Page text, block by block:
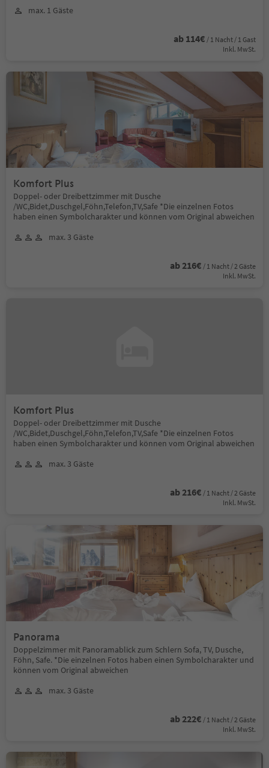
max. 1 Gäste
ab 114€ / 1 Nacht / 1 Gast
Inkl. MwSt.
Komfort Plus
Doppel- oder Dreibettzimmer mit Dusche
/WC,Bidet,Duschgel,Föhn,Telefon,TV,Safe *Die einzelnen Fotos
haben einen Symbolcharakter und können vom Original abweichen
max. 3 Gäste
ab 216€ / 1 Nacht / 2 Gäste
Inkl. MwSt.
Komfort Plus
Doppel- oder Dreibettzimmer mit Dusche
/WC,Bidet,Duschgel,Föhn,Telefon,TV,Safe *Die einzelnen Fotos
haben einen Symbolcharakter und können vom Original abweichen
max. 3 Gäste
ab 216€ / 1 Nacht / 2 Gäste
Inkl. MwSt.
Panorama
Doppelzimmer mit Panoramablick zum Schlern Sofa, TV, Dusche,
Föhn, Safe. *Die einzelnen Fotos haben einen Symbolcharakter und
können vom Original abweichen
max. 3 Gäste
ab 222€ / 1 Nacht / 2 Gäste
Inkl. MwSt.